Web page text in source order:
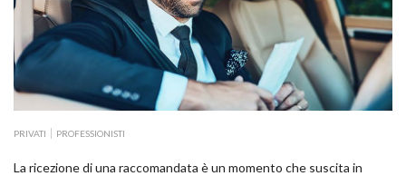
PRIVATI PROFESSIONISTI
La ricezione di una raccomandata è un momento che suscita in